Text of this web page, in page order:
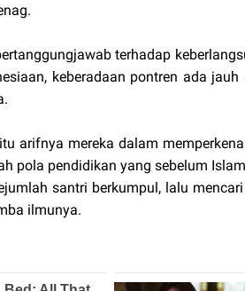
terhadap
keberadaan pontren ada jauh
arifnya mereka dalam
pola pendidikan yang sebelum
santri berkumpul, lalu
ilmunya.